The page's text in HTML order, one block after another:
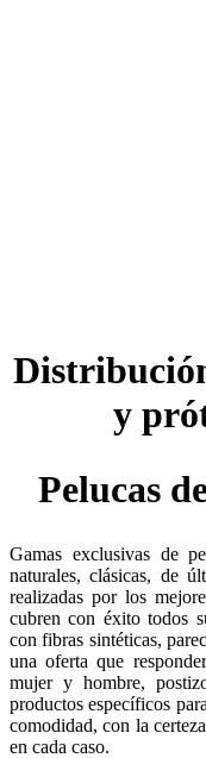
y
Pelucas
Gamas exclusivas de
naturales, clásicas, de
realizadas por los
cubren con éxito todos
con fibras sintéticas,
una oferta que
mujer y hombre,
productos específicos
comodidad, con la
en cada caso.